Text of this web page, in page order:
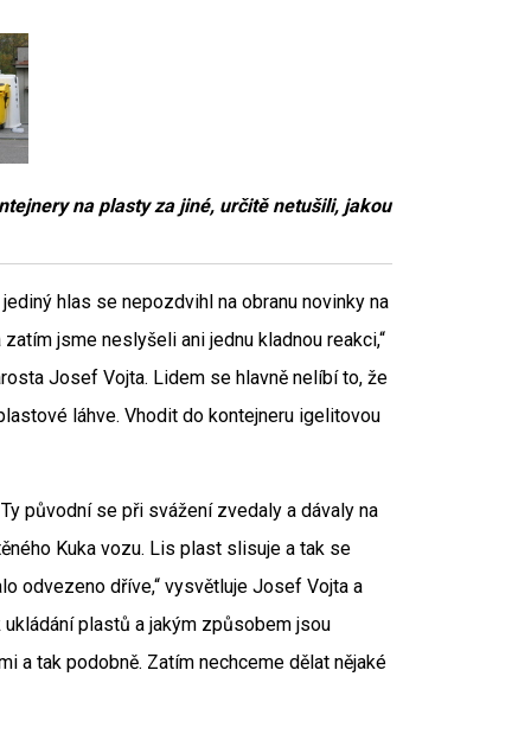
na plasty za jiné, určitě netušili, jakou
hlas se nepozdvihl na obranu novinky na
jsme neslyšeli ani jednu kladnou reakci,“
Josef Vojta. Lidem se hlavně nelíbí to, že
láhve. Vhodit do kontejneru igelitovou
původní se při svážení zvedaly a dávaly na
Kuka vozu. Lis plast slisuje a tak se
odvezeno dříve,“ vysvětluje Josef Vojta a
plastů a jakým způsobem jsou
a tak podobně. Zatím nechceme dělat nějaké